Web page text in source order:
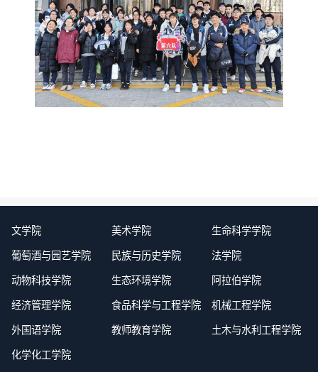
文学院 美术学院 生命科学学院
葡萄酒与园艺学院 民族与历史学院 法学院
动物科技学院 生态环境学院 阿拉伯学院
经济管理学院 食品科学与工程学院 机械工程学院
外国语学院 教师教育学院 土木与水利工程学院
化学化工学院